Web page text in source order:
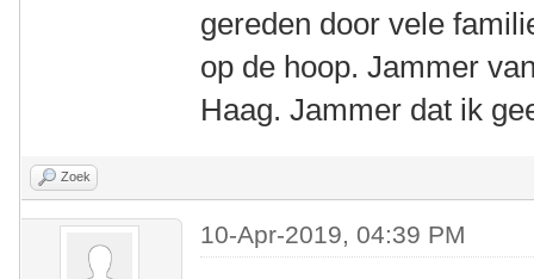
gereden door vele
op de hoop. Jammer
Haag. Jammer dat ik
Zoek
10-Apr-2019, 04:39 PM